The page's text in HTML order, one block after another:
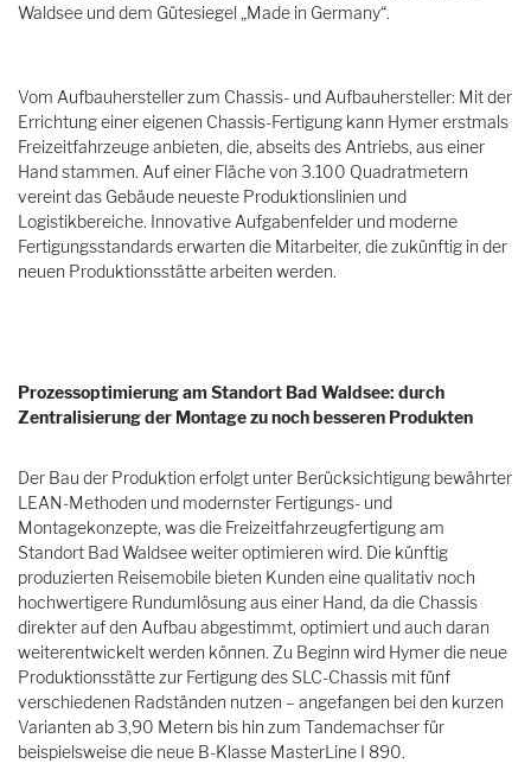
Waldsee und dem Gütesiegel „Made in Germany“.
Vom Aufbauhersteller zum Chassis- und Aufbauhersteller: Mit der
Errichtung einer eigenen Chassis-Fertigung kann Hymer erstmals
Freizeitfahrzeuge anbieten, die, abseits des Antriebs, aus einer
Hand stammen. Auf einer Fläche von 3.100 Quadratmetern
vereint das Gebäude neueste Produktionslinien und
Logistikbereiche. Innovative Aufgabenfelder und moderne
Fertigungsstandards erwarten die Mitarbeiter, die zukünftig in der
neuen Produktionsstätte arbeiten werden.
Prozessoptimierung am Standort Bad Waldsee: durch
Zentralisierung der Montage zu noch besseren Produkten
Der Bau der Produktion erfolgt unter Berücksichtigung bewährter
LEAN-Methoden und modernster Fertigungs- und
Montagekonzepte, was die Freizeitfahrzeugfertigung am
Standort Bad Waldsee weiter optimieren wird. Die künftig
produzierten Reisemobile bieten Kunden eine qualitativ noch
hochwertigere Rundumlösung aus einer Hand, da die Chassis
direkter auf den Aufbau abgestimmt, optimiert und auch daran
weiterentwickelt werden können. Zu Beginn wird Hymer die neue
Produktionsstätte zur Fertigung des SLC-Chassis mit fünf
verschiedenen Radständen nutzen – angefangen bei den kurzen
Varianten ab 3,90 Metern bis hin zum Tandemachser für
beispielsweise die neue B-Klasse MasterLine I 890.